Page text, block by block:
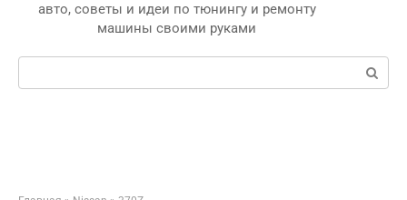
авто, советы и идеи по тюнингу и ремонту
машины своими руками
Поиск: